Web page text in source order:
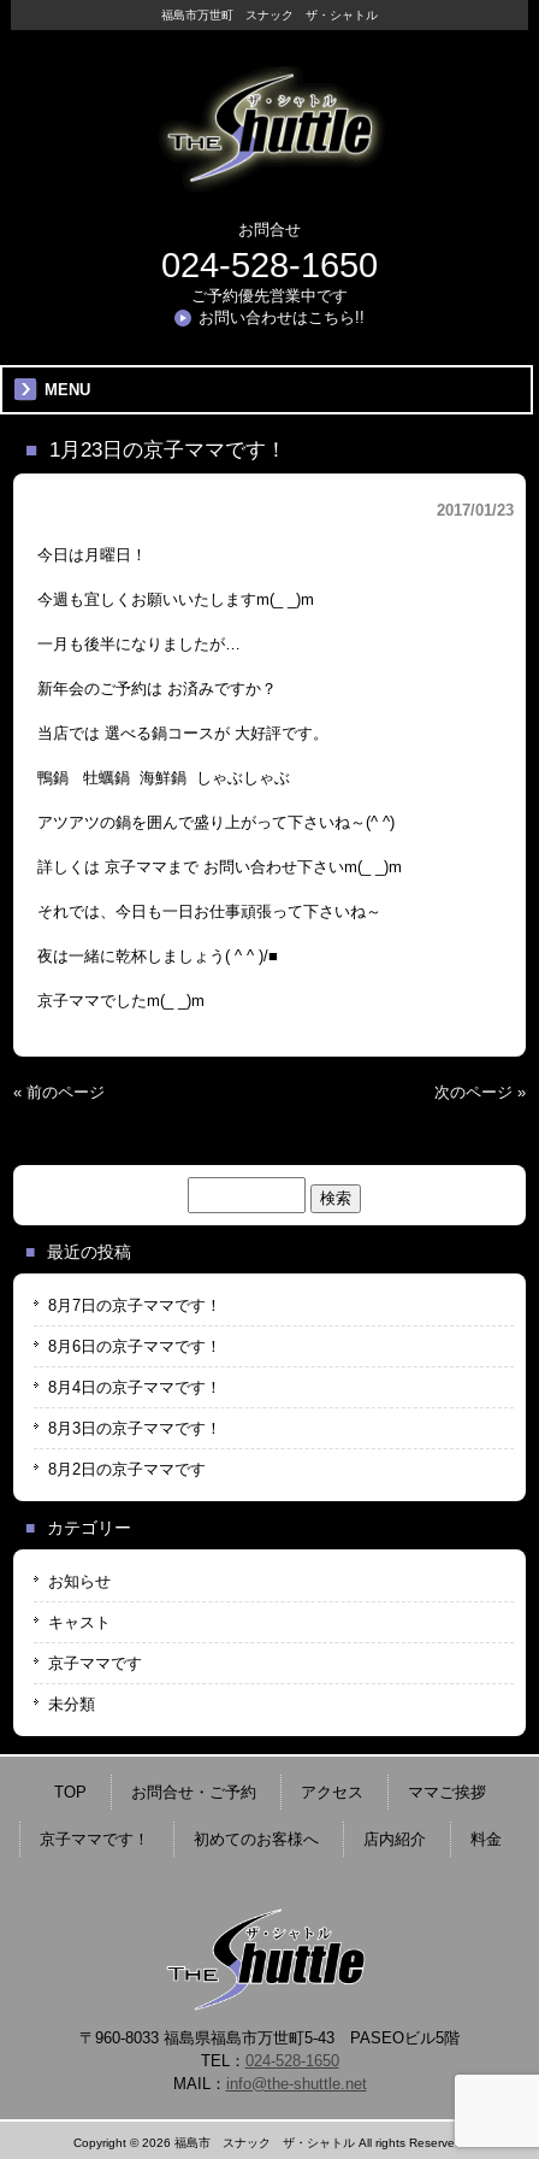
福島市万世町 スナック ザ・シャトル
お問合せ
024-528-1650
ご予約優先営業中です
お問い合わせはこちら!!
MENU
1月23日の京子ママです！
2017/01/23
今日は月曜日！
今週も宜しくお願いいたしますm(_ _)m
一月も後半になりましたが…
新年会のご予約は お済みですか？
当店では 選べる鍋コースが 大好評です。
鴨鍋 牡蠣鍋 海鮮鍋 しゃぶしゃぶ
アツアツの鍋を囲んで盛り上がって下さいね～(^ ^)
詳しくは 京子ママまで お問い合わせ下さいm(_ _)m
それでは、今日も一日お仕事頑張って下さいね～
夜は一緒に乾杯しましょう( ^ ^ )/■
京子ママでしたm(_ _)m
« 前のページ 次のページ »
索:
最近の投稿
8月7日の京子ママです！
8月6日の京子ママです！
8月4日の京子ママです！
8月3日の京子ママです！
8月2日の京子ママです
カテゴリー
お知らせ
キャスト
京子ママです
未分類
TOP お問合せ・ご予約 アクセス ママご挨拶
京子ママです！ 初めてのお客様へ 店内紹介 料金
〒960-8033 福島県福島市万世町5-43 PASEOビル5階
TEL： 024-528-1650
MAIL： info@the-shuttle.net
Copyright © 2026 福島市 スナック ザ・シャトル All rights Reserved.